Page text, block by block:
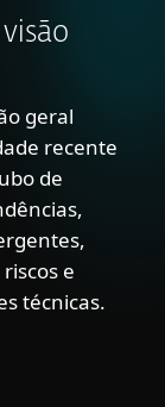
geral
recente
de
e
técnicas.